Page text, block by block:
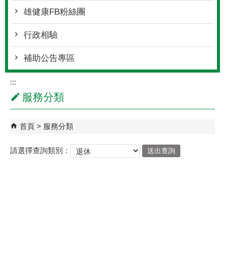
雄健康FB粉絲團
行政相驗
補助公告專區
:::
服務分類
首頁 服務分類
請選擇查詢類別：